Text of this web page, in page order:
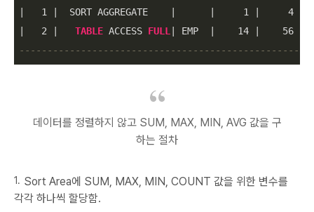
1
  SORT AGGREGATE
1 4
2 TABLE ACCESS FULL EMP 14 56
데이터를 정렬하지 않고 SUM, MAX, MIN, AVG 값을 구
하는 절차
Sort Area에 SUM, MAX, MIN, COUNT 값을 위한 변수를
각각 하나씩 할당함.